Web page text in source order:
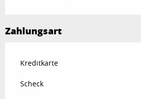
Zahlungsart
Kreditkarte
Scheck